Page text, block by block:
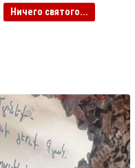
Ничего святого...